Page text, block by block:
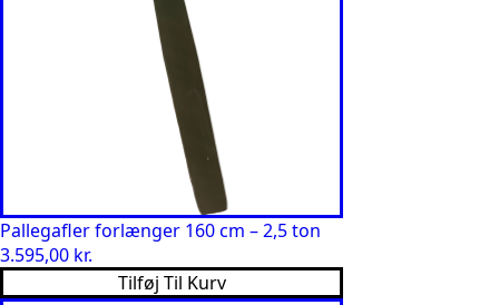
Pallegafler forlænger 160 cm – 2,5 ton
3.595,00 kr.
Tilføj Til Kurv